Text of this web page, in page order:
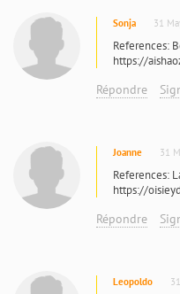
Sonja 31
References:
https://
Répondre
Joanne 31
References:
https://
Répondre
Leopoldo